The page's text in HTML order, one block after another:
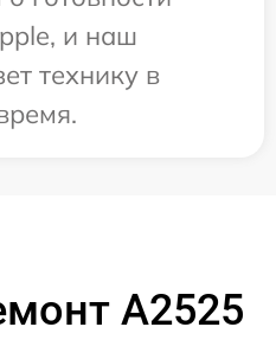
и наш
технику в
А2525